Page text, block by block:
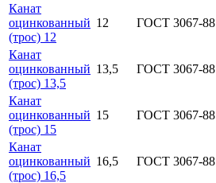
Канат
оцинкованный
(трос) 12
12 ГОСТ 3067-88
Канат
оцинкованный
(трос) 13,5
13,5 ГОСТ 3067-88
Канат
оцинкованный
(трос) 15
15 ГОСТ 3067-88
Канат
оцинкованный
(трос) 16,5
16,5 ГОСТ 3067-88